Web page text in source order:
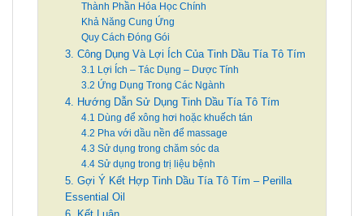
Thành Phần Hóa Học Chính
Khả Năng Cung Ứng
Quy Cách Đóng Gói
3. Công Dụng Và Lợi Ích Của Tinh Dầu Tía Tô Tím
3.1 Lợi Ích – Tác Dụng – Dược Tính
3.2 Ứng Dụng Trong Các Ngành
4. Hướng Dẫn Sử Dụng Tinh Dầu Tía Tô Tím
4.1 Dùng để xông hơi hoặc khuếch tán
4.2 Pha với dầu nền để massage
4.3 Sử dụng trong chăm sóc da
4.4 Sử dụng trong trị liệu bệnh
5. Gợi Ý Kết Hợp Tinh Dầu Tía Tô Tím – Perilla
Essential Oil